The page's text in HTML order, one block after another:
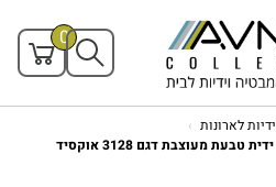
0
ידיות לארונות
ידית טבעת מעוצבת דגם 3128 אוקסיד